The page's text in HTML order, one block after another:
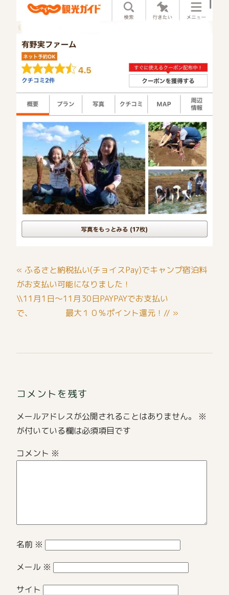
投
稿
ナ
ビ
ー
ン
« ふるさと納税払い(チョイスPay)でキャンプ宿泊料
がお支払い可能になりました！
\\11月1日～11月30日PAYPAYでお支払い
で、 最大１０％ポイント還元！// »
コメントを残す
メールアドレスが公開されることはありません。
※
が付いている欄は必須項目です
コメント ※
名前 ※
メール ※
サイト